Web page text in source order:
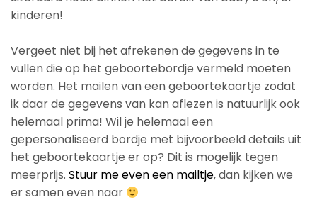
kinderen!
Vergeet niet bij het afrekenen de gegevens in te
vullen die op het geboortebordje vermeld moeten
worden. Het mailen van een geboortekaartje zodat
ik daar de gegevens van kan aflezen is natuurlijk ook
helemaal prima! Wil je helemaal een
gepersonaliseerd bordje met bijvoorbeeld details uit
het geboortekaartje er op? Dit is mogelijk tegen
meerprijs. Stuur me even een mailtje, dan kijken we
er samen even naar